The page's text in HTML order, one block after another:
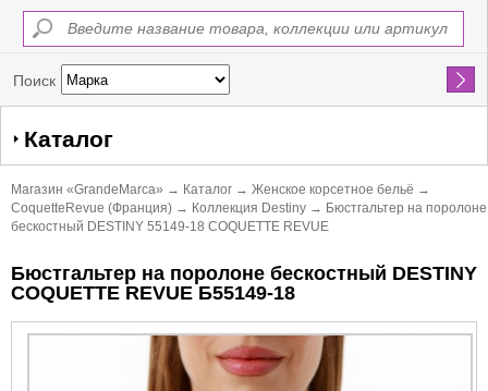
Поиск Найти
Каталог
Магазин «GrandeMarca» → Каталог → Женское корсетное бельё →
CoquetteRevue (Франция) → Коллекция Destiny → Бюстгальтер на поролоне
бескостный DESTINY 55149-18 COQUETTE REVUE
Бюстгальтер на поролоне бескостный DESTINY
COQUETTE REVUE Б55149-18